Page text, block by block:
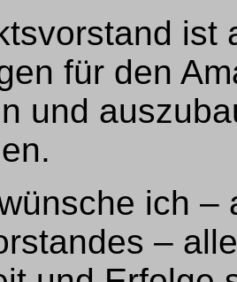
ist
für den
und
ich –
–